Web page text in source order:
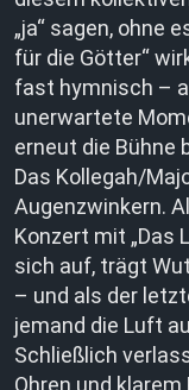
„ja“ sagen, ohne
für die Götter“
fast hymnisch –
unerwartete
erneut die Bühne
Das Kollegah/
Augenzwinkern.
Konzert mit „Das
sich auf, trägt
– und als der
jemand die Luft
Schließlich
Ohren und